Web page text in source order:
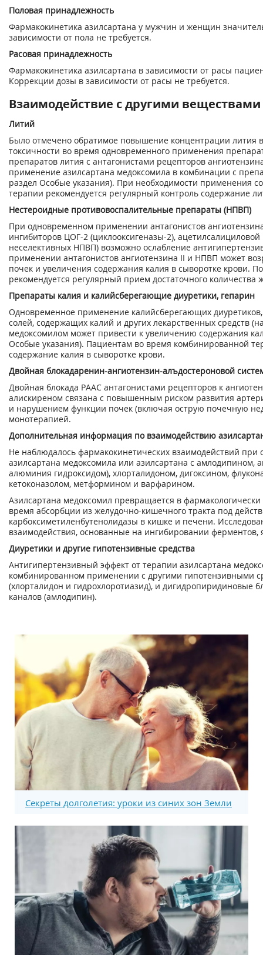
Половая принадлежность
Фармакокинетика азилсартана у мужчин и женщин
зависимости от пола не требуется.
Расовая принадлежность
Фармакокинетика азилсартана в зависимости от расы
Коррекции дозы в зависимости от расы не требуется.
Взаимодействие с другими веществами
Литий
Было отмечено обратимое повышение концентрации лития
токсичности во время одновременного применения
препаратов лития с антагонистами рецепторов
применение азилсартана медоксомила в комбинации с
раздел Особые указания). При необходимости применения
терапии рекомендуется регулярный контроль содержание
Нестероидные противовоспалительные препараты (НПВП)
При одновременном применении антагонистов
ингибиторов ЦОГ-2 (циклооксигеназы-2), ацетилсалициловой
неселективных НПВП) возможно ослабление
применении антагонистов ангиотензина II и НПВП может
почек и увеличения содержания калия в сыворотке крови.
рекомендуется регулярный прием достаточного
Препараты калия и калийсберегающие диуретики, гепарин
Одновременное применение калийсберегающих
солей, содержащих калий и других лекарственных средств
медоксомилом может привести к увеличению содержания
Особые указания). Пациентам во время комбинированной
содержание калия в сыворотке крови.
Двойная блокадаренин-ангиотензин-алъдостероновой
Двойная блокада РААС антагонистами рецепторов к
алискиреном связана с повышенным риском развития
и нарушением функции почек (включая острую почечную
монотерапией.
Дополнительная информация по взаимодействию
Не наблюдалось фармакокинетических взаимодействий
азилсартана медоксомила или азилсартана с
алюминия гидроксидом), хлорталидоном, дигоксином,
кетоконазолом, метформином и варфарином.
Азилсартана медоксомил превращается в
время абсорбции из желудочно-кишечного тракта под
карбоксиметиленбутенолидазы в кишке и печени.
взаимодействия, основанные на ингибировании
Диуретики и другие гипотензивные средства
Антигипертензивный эффект от терапии азилсартана
комбинированном применении с другими гипотензивными
(хлорталидон и гидрохлоротиазид), и дигидропиридиновые
каналов (амлодипин).
Секреты долголетия: уроки из синих зон Земли